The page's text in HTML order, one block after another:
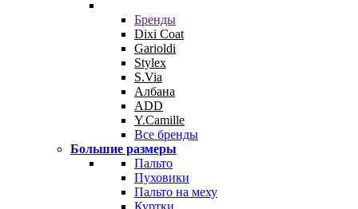
Бренды
Dixi Coat
Garioldi
Stylex
S.Via
Албана
ADD
Y.Camille
Все бренды
Большие размеры
Пальто
Пуховики
Пальто на меху
Куртки